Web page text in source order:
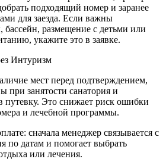
подходящий номер и заранее
для заезда. Если важны
размещение с детьми или
укажите это в заявке.
Интуризм
мест перед подтверждением,
при занятости санатория и
путевку. Это снижает риск ошибки
и лечебной программы.
сначала менеджер связывается с
по датам и помогает выбрать
или лечения.